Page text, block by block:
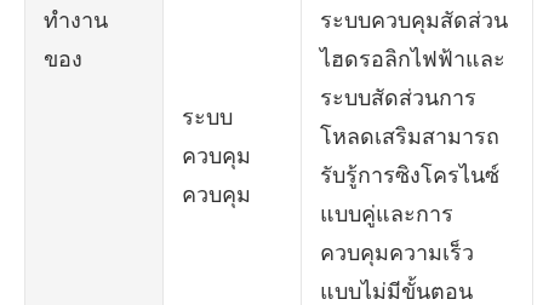
ทำงาน
ของ
ระบบ
ควบคุม
ควบคุม
ระบบควบคุมสัดส่วน
ไฮดรอลิกไฟฟ้าและ
ระบบสัดส่วนการ
โหลดเสริมสามารถ
รับรู้การซิงโครไนซ์
แบบคู่และการ
ควบคุมความเร็ว
แบบไม่มีขั้นตอน